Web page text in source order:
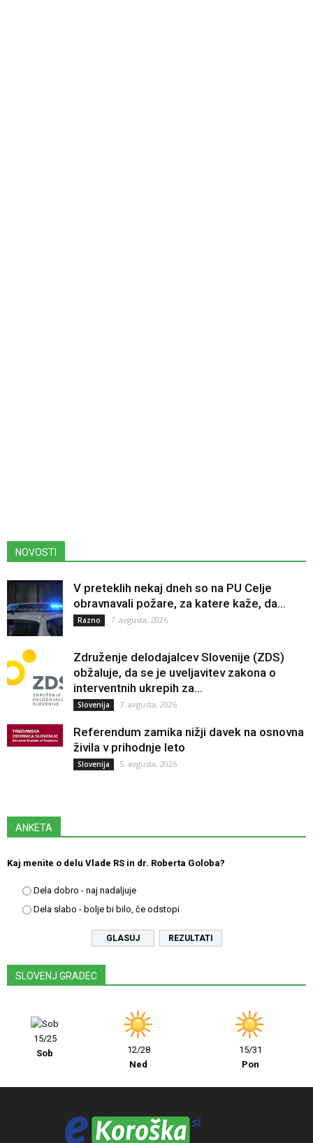
NOVOSTI
V preteklih nekaj dneh so na PU Celje
obravnavali požare, za katere kaže, da...
Razno 7. avgusta, 2026
Združenje delodajalcev Slovenije (ZDS)
obžaluje, da se je uveljavitev zakona o
interventnih ukrepih za...
Slovenija 7. avgusta, 2026
Referendum zamika nižji davek na osnovna
živila v prihodnje leto
Slovenija 5. avgusta, 2026
ANKETA
Kaj menite o delu Vlade RS in dr. Roberta Goloba?
Dela dobro - naj nadaljuje
Dela slabo - bolje bi bilo, če odstopi
REZULTATI
SLOVENJ GRADEC
15/25
Sob
12/28
Ned
15/31
Pon